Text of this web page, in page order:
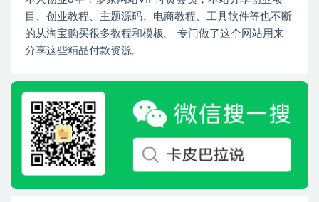
目、创业教程、主题源码、电商教程、工具软件等也不断
的从淘宝购买很多教程和模板。 专门做了这个网站用来
分享这些精品付款资源。